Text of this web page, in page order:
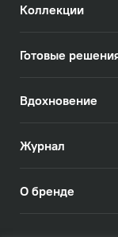
Коллекции
Готовые
Вдохновение
Журнал
О бренде